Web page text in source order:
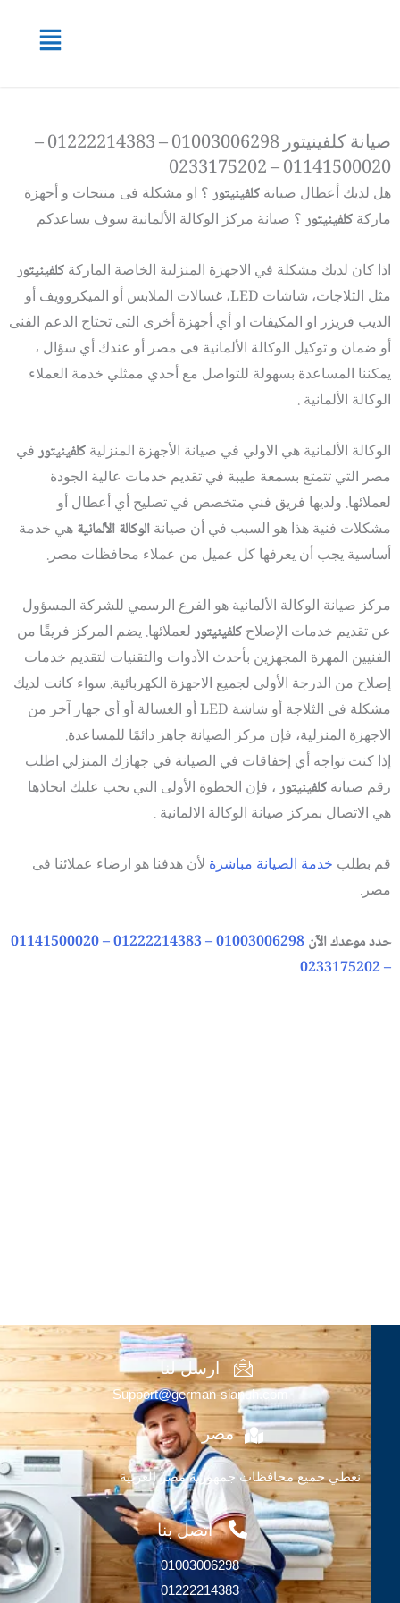
القائمة
صيانة كلفينيتور 01003006298 – 01222214383 –
01141500020 – 0233175202
هل لديك أعطال صيانةكلفينيتور؟ او مشكلة فى منتجات و أجهزة
ماركةكلفينيتور؟ صيانة مركز الوكالة الألمانية سوف يساعدكم
اذا كان لديك مشكلة في الاجهزة المنزلية الخاصة الماركةكلفينيتور
مثل الثلاجات، شاشات LED، غسالات الملابس أو الميكروويف أو
الديب فريزر او المكيفات او أي أجهزة أخرى التى تحتاج الدعم الفنى
أو ضمان و توكيل الوكالة الألمانية فى مصر أو عندك أي سؤال ،
يمكننا المساعدة بسهولة للتواصل مع أحدي ممثلي خدمة العملاء
الوكالة الألمانية .
الوكالة الألمانية هي الاولي في صيانة الأجهزة المنزليةكلفينيتورفي
مصر التي تتمتع بسمعة طيبة في تقديم خدمات عالية الجودة
لعملائها. ولديها فريق فني متخصص في تصليح أي أعطال أو
مشكلات فنية هذا هو السبب في أن صيانةالوكالة الألمانيةهي خدمة
أساسية يجب أن يعرفها كل عميل من عملاء محافظات مصر.
مركز صيانة الوكالة الألمانية هو الفرع الرسمي للشركة المسؤول
عن تقديم خدمات الإصلاحكلفينيتورلعملائها. يضم المركز فريقًا من
الفنيين المهرة المجهزين بأحدث الأدوات والتقنيات لتقديم خدمات
إصلاح من الدرجة الأولى لجميع الاجهزة الكهربائية. سواء كانت لديك
مشكلة في الثلاجة أو شاشة LED أو الغسالة أو أي جهاز آخر من
الاجهزة المنزلية، فإن مركز الصيانة جاهز دائمًا للمساعدة.
إذا كنت تواجه أي إخفاقات في الصيانة في جهازك المنزلي اطلب
رقم صيانةكلفينيتور، فإن الخطوة الأولى التي يجب عليك اتخاذها
هي الاتصال بمركز صيانة الوكالة الالمانية .
قم بطلب خدمة الصيانة مباشرة لأن هدفنا هو ارضاء عملائنا فى
مصر.
حدد موعدك الآن
01003006298 – 01222214383 – 01141500020
– 0233175202
ارسل لنا
Support@german-sianuh.com
مصر
نغطي جميع محافظات جمهورية مصر العربية
اتصل بنا
01003006298
01222214383